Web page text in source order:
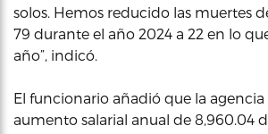
solos. Hemos reducido las muertes
79 durante el año 2024 a 22 en lo
año”, indicó.
El funcionario añadió que la
aumento salarial anual de 8,960.04